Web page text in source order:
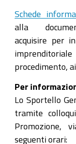
Schede
alla
acquisire per
procedimento,
Per
Lo Sportello
tramite
Promozione,
seguenti orari: